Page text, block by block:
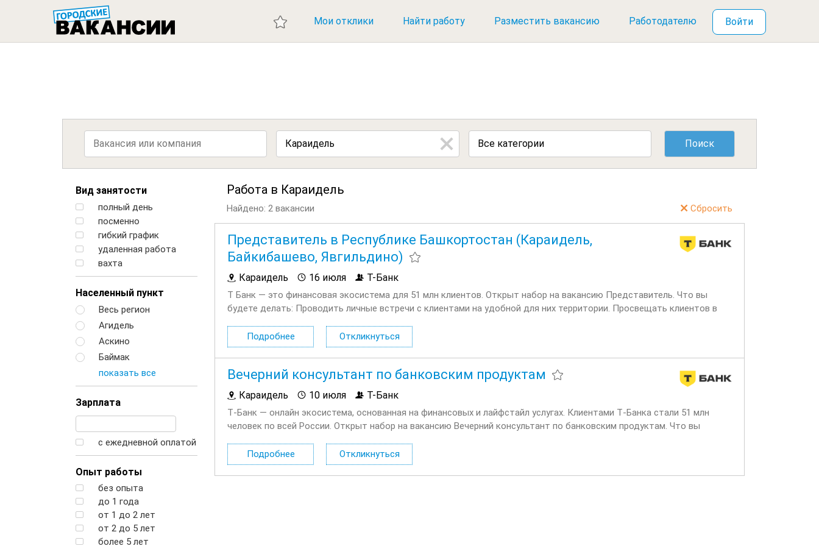
ГОРОДСКИЕ ВАКАНСИИ
Мои отклики Найти работу Разместить вакансию Работодателю Войти
Все категории
Вид занятости
полный день
посменно
гибкий график
удаленная работа
вахта
Населенный пункт
Весь регион
Агидель
Аскино
Баймак
показать все
Зарплата
с ежедневной оплатой
Опыт работы
без опыта
до 1 года
от 1 до 2 лет
от 2 до 5 лет
более 5 лет
Работа в Караидель
Найдено: 2 вакансии Сбросить
Представитель в Республике Башкортостан (Караидель,
Байкибашево, Явгильдино)
Караидель 16 июля Т-Банк
Т Банк — это финансовая экосистема для 51 млн клиентов. Открыт набор на вакансию Представитель. Что вы
будете делать: Проводить личные встречи с клиентами на удобной для них территории. Просвещать клиентов в
Подробнее
Откликнуться
Вечерний консультант по банковским продуктам
Караидель 10 июля Т-Банк
Т‑Банк — онлайн экосистема, основанная на финансовых и лайфстайл услугах. Клиентами Т‑Банка стали 51 млн
человек по всей России. Открыт набор на вакансию Вечерний консультант по банковским продуктам. Что вы
Подробнее
Откликнуться